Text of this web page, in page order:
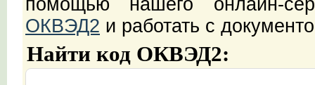
помощью нашего онлайн-
ОКВЭД2 и работать с
Найти код ОКВЭД2: